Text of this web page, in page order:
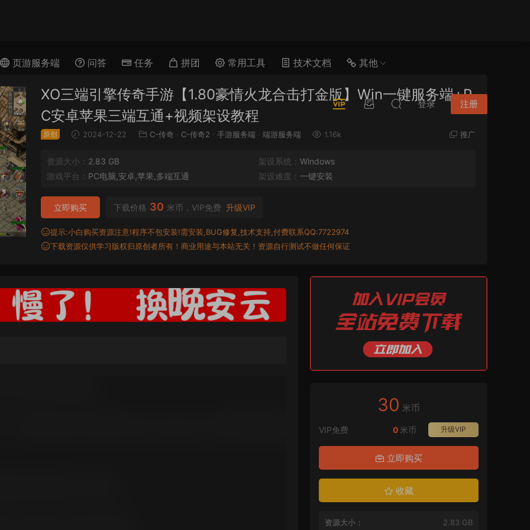
页游服务端 问答 任务 拼团 常用工具 技术文档 其他
登录 注册
XO三端引擎传奇手游【1.80豪情火龙合击打金版】Win一键服务端+P
C安卓苹果三端互通+视频架设教程
原创 2024-12-22 C-传奇 · C-传奇2 · 手游服务端 · 端游服务端 1.16k 推广
资源大小： 2.83 GB 架设系统： Windows
游戏平台： PC电脑,安卓,苹果,多端互通 架设难度： 一键安装
下载价格 30 米币，VIP免费 升级VIP
立即购买
提示:小白购买资源注意!程序不包安装!需安装,BUG修复,技术支持,付费联系QQ:7722974
下载资源仅供学习版权归原创者所有！商业用途与本站无关！资源自行测试不做任何保证
30 米币
VIP免费 升级VIP
0 米币
立即购买
收藏
资源大小： 2.83 GB